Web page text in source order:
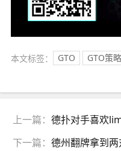
本文标签： GTO GTO策略
上一篇： 德扑对手喜欢
下一篇： 德州翻牌拿到